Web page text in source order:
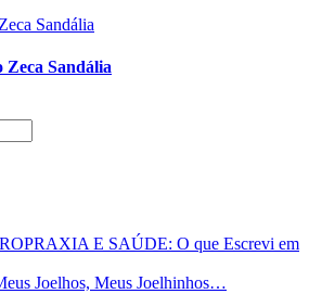
Sandália
Sandália
E SAÚDE: O que Escrevi em
Joelhos, Meus Joelhinhos…